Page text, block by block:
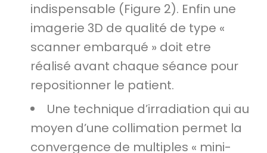
indispensable (Figure 2). Enfin une
imagerie 3D de qualité de type «
scanner embarqué » doit etre
réalisé avant chaque séance pour
repositionner le patient.
Une technique d’irradiation qui au
moyen d’une collimation permet la
convergence de multiples « mini-